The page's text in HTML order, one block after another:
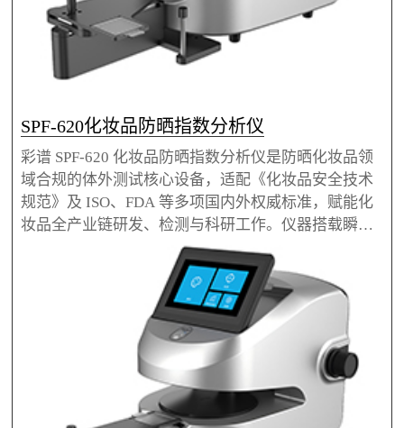
SPF-620化妆品防晒指数分析仪
彩谱 SPF-620 化妆品防晒指数分析仪是防晒化妆品领
域合规的体外测试核心设备，适配《化妆品安全技术
规范》及 ISO、FDA 等多项国内外权威标准，赋能化
妆品全产业链研发、检测与科研工作。仪器搭载瞬态
全波段捕获技术，1 秒即可完成检测，信噪比高，可
对乳液、膏霜、粉末等各类防晒产品及原料开展 SPF/
UVAPF 快速分析、配方验证与批次稳定性监测。设备
波长可覆盖280-450nm，SPF 测定范围最高达 1-100
0，能在人体测试前完成数据摸底，帮助企业降本提
效，加速新品上市，也适用于权威检测机